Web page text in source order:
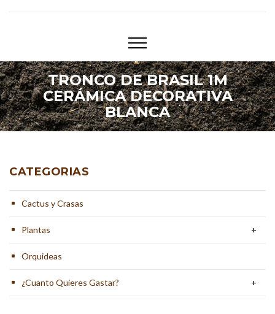
TRONCO DE BRASIL 1M
CERÁMICA DECORATIVA
BLANCA
CATEGORIAS
Cactus y Crasas
Plantas +
Orquideas
¿Cuanto Quieres Gastar? +